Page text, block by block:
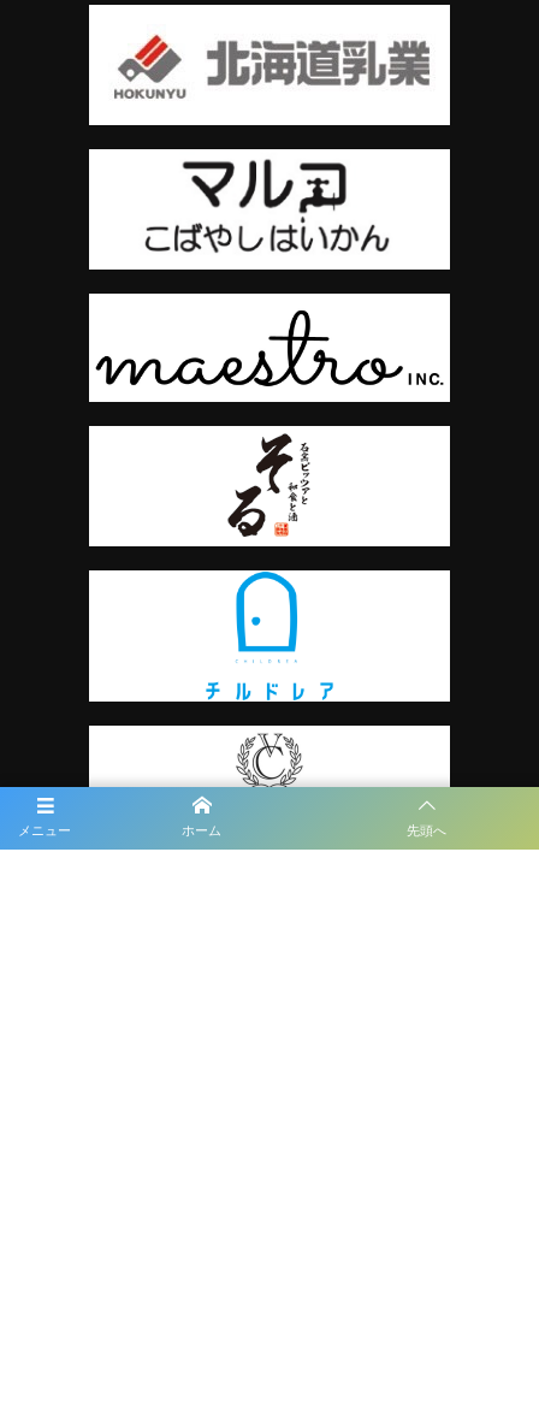
メニュー ホーム 先頭へ